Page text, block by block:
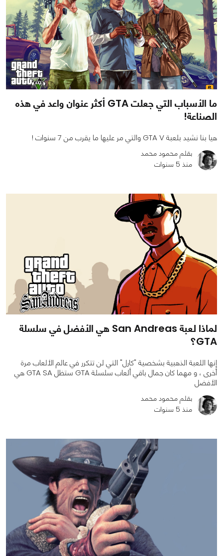
6632
ما الأسباب التي جعلت GTA أكثر عنوان واعد في هذه
الصناعة!
هيا بنا نشيد بلعبة GTA V والتي مر عليها ما يقرب من 7 سنوات !
بقلم محمود محمد
منذ 5 سنوات
لماذا لعبة San Andreas هي الأفضل في سلسلة
GTA؟
إنها اللعبة الذهبية بشخصية "كارل" التي لن تتكرر في عالم الألعاب مرة
أخرى ، و مهما كان جمال باقي ألعاب سلسلة GTA ستظل GTA SA هي
الأفضل
بقلم محمود محمد
منذ 5 سنوات